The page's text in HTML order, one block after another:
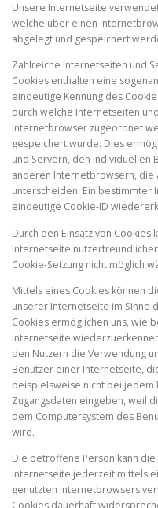
Unsere Internetseite
welche über einen
abgelegt und gespeichert
Zahlreiche Internetseiten und
Cookies enthalten eine
eindeutige Kennung des
durch welche Internetseiten
Internetbrowser zugeordnet
gespeichert wurde. Dies
und Servern, den individuellen
anderen Internetbrowsern, die
unterscheiden. Ein
eindeutige Cookie-ID
Durch den Einsatz von
Internetseite
Cookie-Setzung nicht möglich
Mittels eines Cookies können
unserer Internetseite im Sinne
Cookies ermöglichen uns, wie
Internetseite
den Nutzern die Verwendung
Benutzer einer Internetseite,
beispielsweise nicht bei
Zugangsdaten eingeben, weil
dem Computersystem des
wird.
Die betroffene Person kann
Internetseite jederzeit mittels
genutzten Internetbrowsers
Cookies dauerhaft